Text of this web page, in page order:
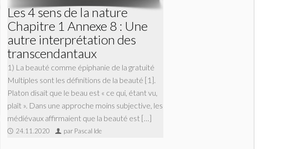
Les 4 sens de la nature
Chapitre 1 Annexe 8 : Une
autre interprétation des
transcendantaux
1) La beauté comme épiphanie de la gratuité
Multiples sont les définitions de la beauté [1].
Platon disait que le beau est « ce qui, étant vu,
plaît ». Dans une approche moins subjective, les
médiévaux affirmaient que la beauté est […]
24.11.2020 par Pascal Ide